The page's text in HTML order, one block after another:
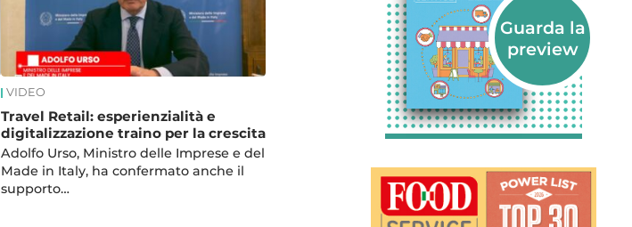
VIDEO
Travel Retail: esperienzialità e
digitalizzazione traino per la crescita
Adolfo Urso, Ministro delle Imprese e del
Made in Italy, ha confermato anche il
supporto…